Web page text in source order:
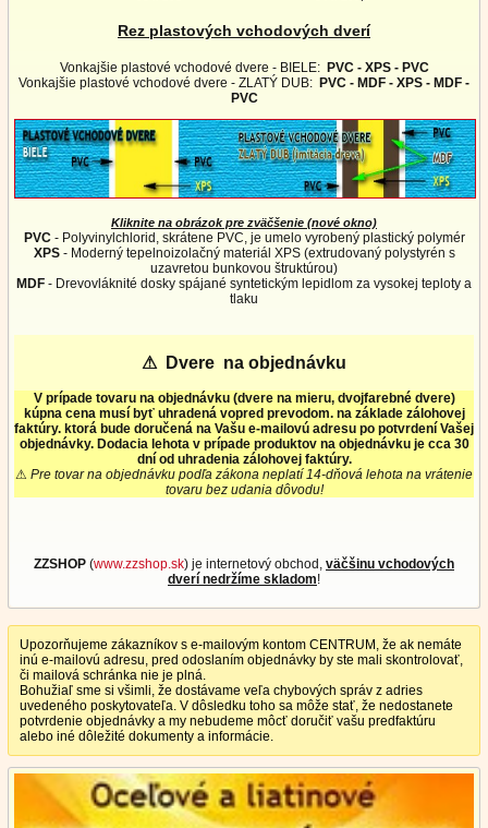
Upozorňujeme zákazníkov s e-mailovým kontom CENTRUM, že ak nemáte
inú e-mailovú adresu, pred odoslaním objednávky by ste mali skontrolovať,
či mailová schránka nie je plná.
Bohužiaľ sme si všimli, že dostávame veľa chybových správ z adries
uvedeného poskytovateľa. V dôsledku toho sa môže stať, že nedostanete
potvrdenie objednávky a my nebudeme môcť doručiť vašu predfaktúru
alebo iné dôležité dokumenty a informácie.
Rez plastových vchodových dverí
Vonkajšie plastové vchodové dvere - BIELE: PVC - XPS - PVC
Vonkajšie plastové vchodové dvere - ZLATÝ DUB: PVC - MDF - XPS - MDF -
PVC
Kliknite na obrázok pre zväčšenie (nové okno)
PVC- Polyvinylchlorid, skrátene PVC, je umelo vyrobený plastický polymér
XPS- Moderný tepelnoizolačný materiál XPS (extrudovaný polystyrén s
uzavretou bunkovou štruktúrou)
MDF - Drevovláknité dosky spájané syntetickým lepidlom za vysokej teploty a
tlaku
⚠ Dvere na objednávku
V prípade tovaru na objednávku (dvere na mieru, dvojfarebné dvere)
kúpna cena musí byť uhradená vopred prevodom. na základe zálohovej
faktúry. ktorá bude doručená na Vašu e-mailovú adresu po potvrdení Vašej
objednávky. Dodacia lehota v prípade produktov na objednávku je cca 30
dní od uhradenia zálohovej faktúry.
⚠ Pre tovar na objednávku podľa zákona neplatí 14-dňová lehota na vrátenie
tovaru bez udania dôvodu!
ZZSHOP (www.zzshop.sk) je internetový obchod, väčšinu vchodových
dverí nedržíme skladom!